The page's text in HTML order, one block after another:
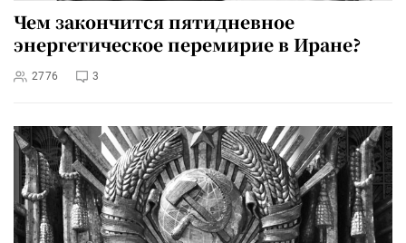
Чем закончится пятидневное
энергетическое перемирие в Иране?
2776 3